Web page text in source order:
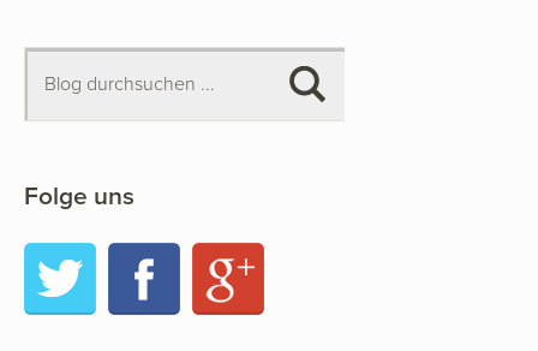
Folge uns
Twitter Facebook